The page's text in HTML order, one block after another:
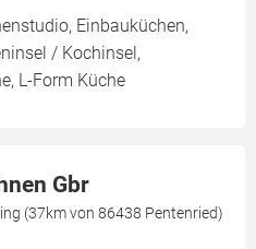
Einbauküchen,
/ Kochinsel,
L-Form Küche
Gbr
(37km von 86438 Pentenried)